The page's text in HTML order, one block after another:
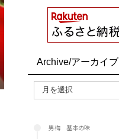
Archive/アーカイブ
男梅 基本の味